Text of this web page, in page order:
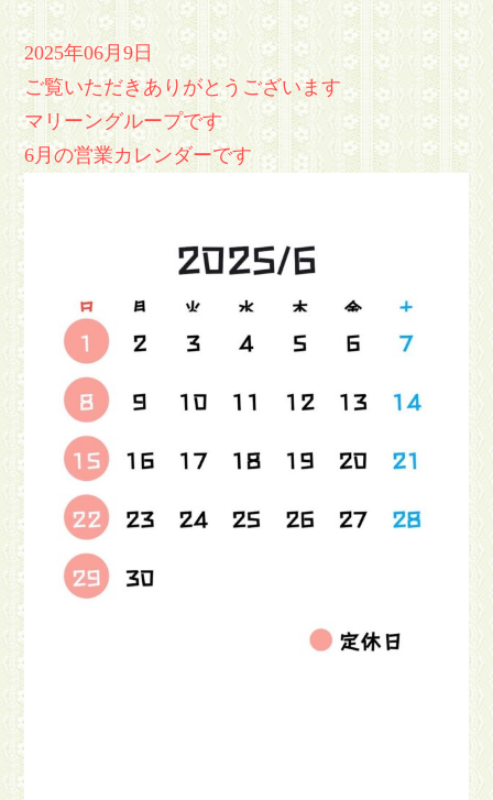
2025年06月9日
ご覧いただきありがとうございます
マリーングループです
6月の営業カレンダーです